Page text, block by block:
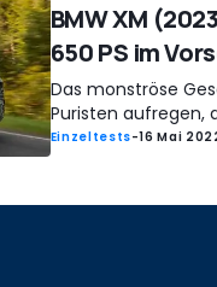
BMW XM
650 PS im
Das monströse
Puristen aufregen,
Einzeltests-16 Mai